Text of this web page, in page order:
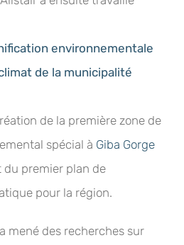
environnementale
de la municipalité
de la première zone de
spécial à Giba Gorge
premier plan de
pour la région.
mené des recherches sur